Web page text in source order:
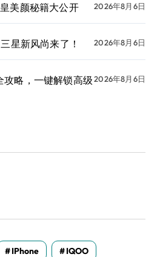
美颜秘籍大公开 2026年8月6日
星新风尚来了！ 2026年8月6日
攻略，一键解锁高级2026年8月6日
IPhone IQOO